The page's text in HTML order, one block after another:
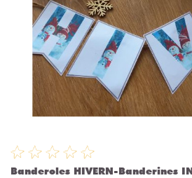
Banderoles HIVERN-Banderines